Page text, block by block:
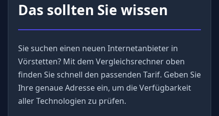
Das sollten Sie wissen
Sie suchen einen neuen Internetanbieter in
Vörstetten? Mit dem Vergleichsrechner oben
finden Sie schnell den passenden Tarif. Geben Sie
Ihre genaue Adresse ein, um die Verfügbarkeit
aller Technologien zu prüfen.